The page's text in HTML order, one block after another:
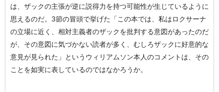
は、ザックの主張が逆に説得力を持つ可能性が生じているように
思えるのだ。3節の冒頭で挙げた「この本では、私はロクサーナ
の立場に近く、相対主義者のザックを批判する意図があったのだ
が、その意図に気づかない読者が多く、むしろザックに好意的な
意見が見られた」というウィリアムソン本人のコメントは、その
ことを如実に表しているのではなかろうか。